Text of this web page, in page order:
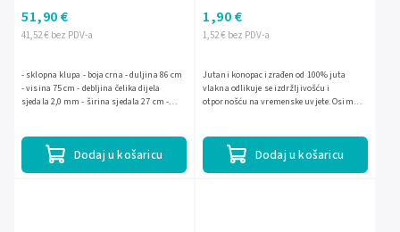
41,52 € bez PDV-a
51,90 €
Dodaj u košaricu
- sklopna klupa - boja crna - duljina 86 cm
- visina 75 cm - debljina čelika dijela
sjedala 2,0 mm - širina sjedala 27 cm -
1,52 € bez PDV-a
1,90 €
Dodaj u košaricu
Jutani konopac izrađen od 100% juta
vlakna odlikuje se izdržljivošću i
otpornošću na vremenske uvjete. Osim